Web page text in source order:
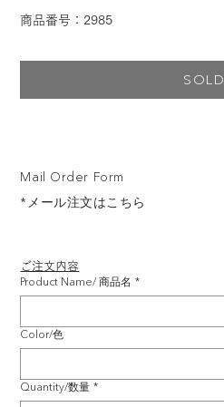
ご注文内容
Product Name/ 商品名 *
Color/色
Quantity/数量 *
Mail Order Form
*メール注文はこちら
商品番号：2985
SOLD